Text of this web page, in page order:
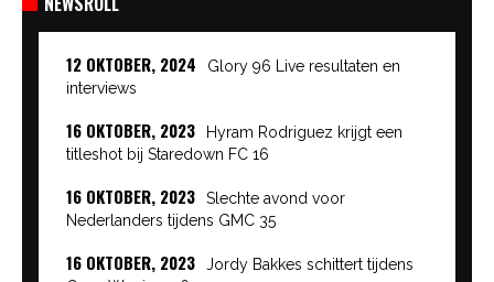
12 OKTOBER, 2024
Glory 96 Live resultaten en
interviews
16 OKTOBER, 2023
Hyram Rodriguez krijgt een
titleshot bij Staredown FC 16
16 OKTOBER, 2023
Slechte avond voor
Nederlanders tijdens GMC 35
16 OKTOBER, 2023
Jordy Bakkes schittert tijdens